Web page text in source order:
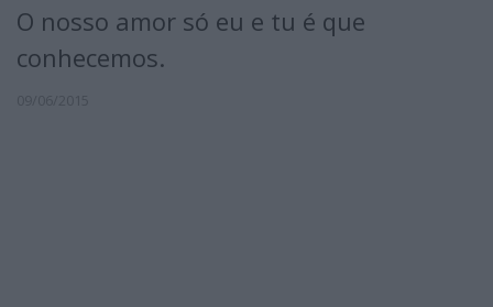
O nosso amor só eu e tu é que
conhecemos.